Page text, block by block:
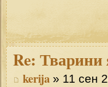
Re: Тварини
kerija » 11 сен